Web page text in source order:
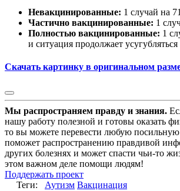
Невакцинированные: 1 случай на
Частично вакцинированные: 1
Полностью вакцинированные: 1
и ситуация продолжает усугубляться
Скачать картинку в оригинальном
Мы распространяем правду и знания.
нашу работу полезной и готовы оказать
то вы можете перевести любую
поможет распространению правдивой
других болезнях и может спасти чьи-то
этом важном деле помощи людям!
Поддержать проект
Теги: Аутизм Вакцинация